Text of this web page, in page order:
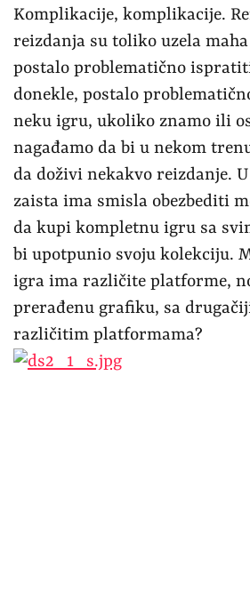
Komplikacije, komplikacije.
reizdanja su toliko uzela
postalo problematično
donekle, postalo
neku igru, ukoliko znamo ili
nagađamo da bi u nekom
da doživi nekakvo reizdanje.
zaista ima smisla obezbediti
da kupi kompletnu igru sa
bi upotpunio svoju kolekciju.
igra ima različite platforme,
prerađenu grafiku, sa
različitim platformama?